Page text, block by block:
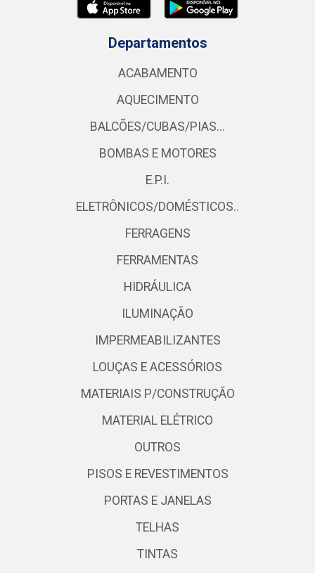
Departamentos
ACABAMENTO
AQUECIMENTO
BALCÕES/CUBAS/PIAS...
BOMBAS E MOTORES
E.P.I.
ELETRÔNICOS/DOMÉSTICOS..
FERRAGENS
FERRAMENTAS
HIDRÁULICA
ILUMINAÇÃO
IMPERMEABILIZANTES
LOUÇAS E ACESSÓRIOS
MATERIAIS P/CONSTRUÇÃO
MATERIAL ELÉTRICO
OUTROS
PISOS E REVESTIMENTOS
PORTAS E JANELAS
TELHAS
TINTAS